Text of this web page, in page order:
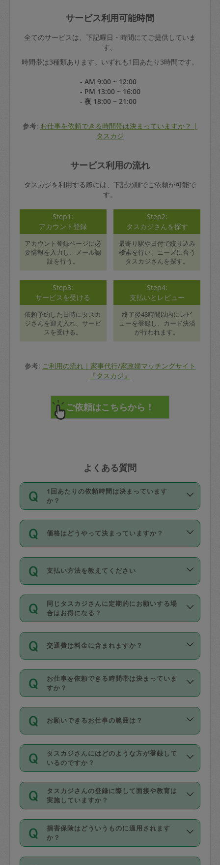
サービス利用可能時間
全てのサービスは、下記曜日・時間にてご提供していま
す。
時間帯は3種類あります。いずれも1回あたり3時間です。
- AM 9:00 ~ 12:00
- PM 13:00 ~ 16:00
- 夜 18:00 ~ 21:00
参考: お仕事を依頼できる時間帯は決まっていますか？ |
タスカジ
サービス利用の流れ
タスカジを利用する際には、下記の順でご依頼が可能で
す。
Step1:
アカウント登録
アカウント登録ページに必
要情報を入力し、メール認
証を行う。
Step2:
タスカジさんを探す
最寄り駅や日付で絞り込み
検索を行い、ニーズに合う
タスカジさんを探す。
Step3:
サービスを受ける
依頼予約した日時にタスカ
ジさんを迎え入れ、サービ
スを受ける。
Step4:
支払いとレビュー
終了後48時間以内にレビ
ューを登録し、カード決済
が行われます。
参考: ご利用の流れ｜家事代行/家政婦マッチングサイト
『タスカジ』
よくある質問
1回あたりの依頼時間は決まっています
か？
依頼1回につき3時間固定です。3時間を
超えて依頼したい場合は、延長機能をご
利用ください。機能をご利用いただくに
の上事前申請することが必要です。な
お、3時間を下回っても、値引き等はござ
いません。
価格はどうやって決まっていますか？
11種類の価格帯の中からタスカジさん自
身が価格を選んで設定しています。
タスカジさんの価格設定には最初は制限
があり、レビュー件数、レビューの平均
値、などで除々に設定可能な最高額が上
がっていく仕組みになっています。
支払い方法を教えてください
お支払方法はクレジットカード（Visa／
Master／JCB／AMERICAN EXPRESS／
Diners Club）のみとなります。
を行う際にご入力ください。プロフィー
ル登録時にはご入力いただかなくても大
丈夫です。
デビットカード・プリペイドカード（Vプ
リカ、au WALLETなど）は支払にはご利
銀行振込や現金払いも対応していませ
なお、タスカジさんの交通費も、依頼料
金のご請求と合わせてお支払いとなりま
動計算で表示されます。
同じタスカジさんに定期的にお願いする場
合はお得になる？
依頼には「スポット」と「定期（毎週｜
隔週）」があり、「定期」の依頼は「ス
ポット」よりお得な料金でご利用できま
す。
定期の最低利用回数は設けていない代わ
りに、一定数を超えたキャンセルは有償
（例：毎週定期の場合は３回以上のキャ
ンセルが有償（1200円、隔週定期の場合
は２回以上のキャンセルが有償（1200
交通費は料金に含まれますか？
交通費は依頼料金とは別途発生し、依頼
料金のご請求と合わせてお支払いとなり
ます。交通費の金額は「依頼の詳細」に
お仕事を依頼できる時間帯は決まっていま
すか？
時間帯は3種類あります。いずれも１回あ
たり３時間です。
・ＡＭ ９時～１２時
・ＰＭ １３時～１６時
・夜 １８時～２１時
開始時間を２時間前後変更することが可
能です。依頼送信後、個別にタスカジさ
んにメッセージを送り調整してくださ
い。ただし、２時間を越えての調整はで
お願いできるお仕事の範囲は？
掃除、整理収納、洗濯、買い物、料理、
作り置きです。タスカジさんによってで
きる仕事の範囲が異なりますので、依頼
する前にタスカジさんのプロフィールで
確認してください。
基本的に、高所での作業や危険作業、屋
外での作業は対象外です。
タスカジさんにはどのような方が登録して
いるのですか？
主婦として長年の家事経験をお持ちの
方、栄養士・調理師といった資格者で保
育園や学校の給食やレストランで料理関
係の専門職に従事されていた方、日本で
すでにハウスキーパーや英語の先生とし
てお仕事をしているフィリピン出身の
タスカジさんの登録に際して面接や教育は
実施していますか？
応募の際に、各自事務局との面接と説明
を行っています。その後、身分証明書の
写真提出をしていただいています。外国
損害保険はどういうものに適用されます
か？
依頼者とタスカジさんとの間でタスカジ